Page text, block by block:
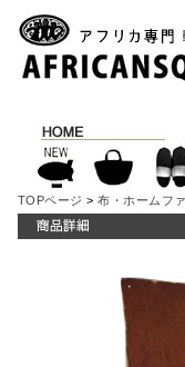
TOPページ >布・ホームフ